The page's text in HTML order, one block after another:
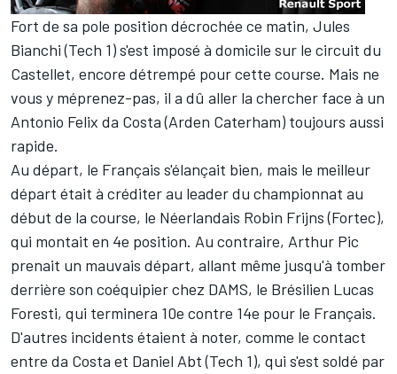
Fort de sa pole position décrochée ce matin, Jules
Bianchi (Tech 1) s'est imposé à domicile sur le circuit du
Castellet, encore détrempé pour cette course. Mais ne
vous y méprenez-pas, il a dû aller la chercher face à un
Antonio Felix da Costa (Arden Caterham) toujours aussi
rapide.
Au départ, le Français s'élançait bien, mais le meilleur
départ était à créditer au leader du championnat au
début de la course, le Néerlandais Robin Frijns (Fortec),
qui montait en 4e position. Au contraire, Arthur Pic
prenait un mauvais départ, allant même jusqu'à tomber
derrière son coéquipier chez DAMS, le Brésilien Lucas
Foresti, qui terminera 10e contre 14e pour le Français.
D'autres incidents étaient à noter, comme le contact
entre da Costa et Daniel Abt (Tech 1), qui s'est soldé par